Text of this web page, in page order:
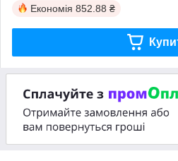
Економія 852.88 ₴